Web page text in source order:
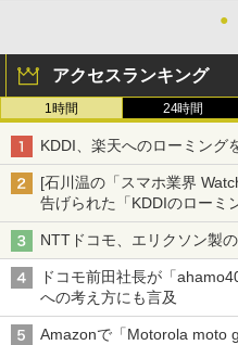
●
アクセスランキング
1時間 24時間
KDDI、楽天へのローミング
[石川温の「スマホ業界
告げられた「KDDIのローミ
穴と楽天モバイルの課題
NTTドコモ、エリクソン製
ドコモ前田社長が「
への考え方にも言及
Amazonで「Motorola moto